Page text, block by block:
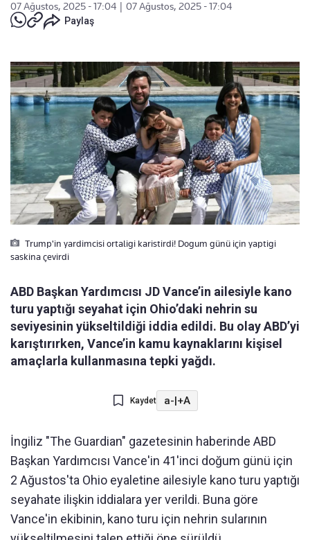
07 Ağustos, 2025 - 17:04
07 Ağustos, 2025 - 17:04
Paylaş
Trump'in yardimcisi ortaligi karistirdi! Dogum günü için yaptigi
saskina çevirdi
ABD Başkan Yardımcısı JD Vance’in ailesiyle kano
turu yaptığı seyahat için Ohio’daki nehrin su
seviyesinin yükseltildiği iddia edildi. Bu olay ABD’yi
karıştırırken, Vance’in kamu kaynaklarını kişisel
amaçlarla kullanmasına tepki yağdı.
Kaydet a-|+A
İngiliz "The Guardian" gazetesinin haberinde ABD
Başkan Yardımcısı Vance'in 41'inci doğum günü için
2 Ağustos'ta Ohio eyaletine ailesiyle kano turu yaptığı
seyahate ilişkin iddialara yer verildi. Buna göre
Vance'in ekibinin, kano turu için nehrin sularının